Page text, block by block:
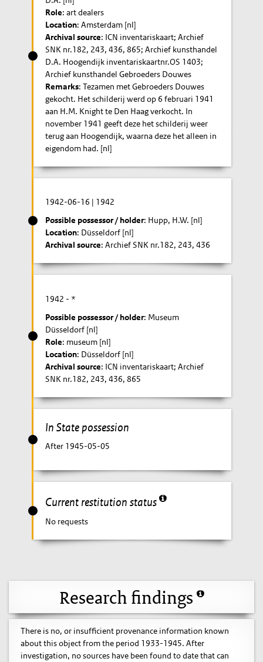
Role: art dealers
Location: Amsterdam [nl]
Archival source: ICN inventariskaart; Archief
SNK nr.182, 243, 436, 865; Archief kunsthandel
D.A. Hoogendijk inventariskaartnr.OS 1403;
Archief kunsthandel Gebroeders Douwes
Remarks: Tezamen met Gebroeders Douwes
gekocht. Het schilderij werd op 6 februari 1941
aan H.M. Knight te Den Haag verkocht. In
november 1941 geeft deze het schilderij weer
terug aan Hoogendijk, waarna deze het alleen in
eigendom had. [nl]
1942-06-16 | 1942
Possible possessor / holder: Hupp, H.W. [nl]
Location: Düsseldorf [nl]
Archival source: Archief SNK nr.182, 243, 436
1942 - *
Possible possessor / holder: Museum
Düsseldorf [nl]
Role: museum [nl]
Location: Düsseldorf [nl]
Archival source: ICN inventariskaart; Archief
SNK nr.182, 243, 436, 865
In State possession
After 1945-05-05
Current restitution status
No requests
Research findings
There is no, or insufficient provenance information known
about this object from the period 1933-1945. After
investigation, no sources have been found to date that can